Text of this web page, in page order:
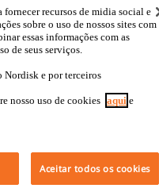
recursos de midia social e
sobre o uso de nossos sites com
essas informações com as
de seus serviços.
Nordisk e por terceiros
nosso uso de cookies aqui e
Aceitar todos os cookies